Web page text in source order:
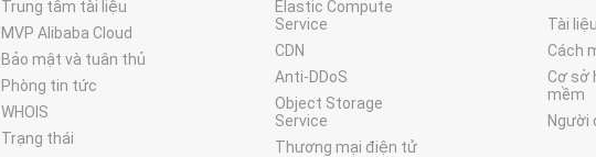
Trung tâm tài liệu
MVP Alibaba Cloud
Bảo mật và tuân thủ
Phòng tin tức
WHOIS
Trạng thái
Elastic Compute
Service
CDN
Anti-DDoS
Object Storage
Service
Thương mại điện tử
Tài
Cách
Cơ sở
mềm
Người